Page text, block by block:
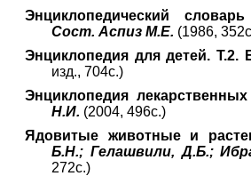
Энциклопедический
Сост. Аспиз М.Е. (1986,
Энциклопедия для детей. Т.2.
изд., 704с.)
Энциклопедия
Н.И. (2004, 496с.)
Ядовитые животные и
Б.Н.; Гелашвили, Д.Б.;
272с.)